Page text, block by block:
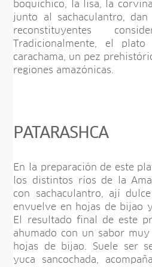
boquichico, la lisa, la
junto al sachaculantro,
reconstituyentes
Tradicionalmente, el
carachama, un pez
regiones amazónicas.
PATARASHCA
En la preparación de este
los distintos ríos de la
con sachaculantro, ají
envuelve en hojas de bijao
El resultado final de este
ahumado con un sabor muy
hojas de bijao. Suele ser
yuca sancochada,